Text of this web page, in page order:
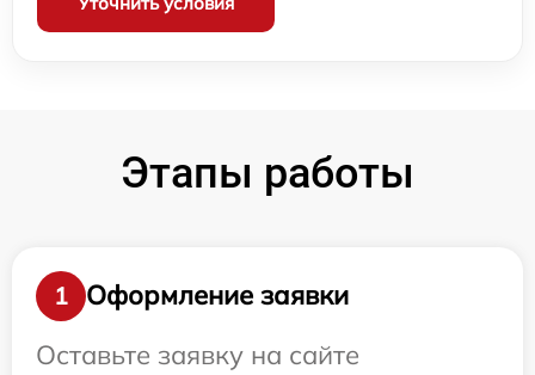
Этапы работы
1
Оформление заявки
Оставьте заявку на сайте